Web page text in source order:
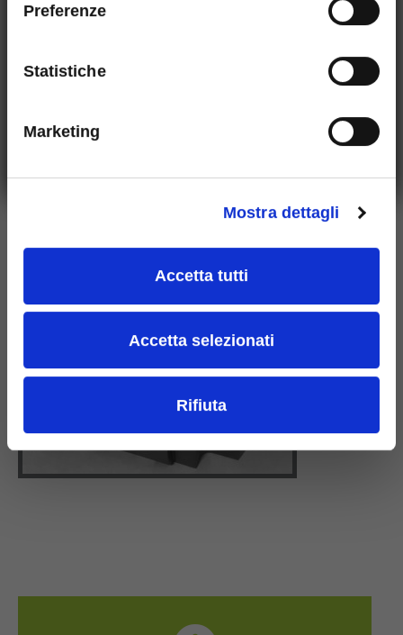
Preferenze
Statistiche
Marketing
Mostra dettagli
Accetta tutti
Accetta selezionati
Rifiuta